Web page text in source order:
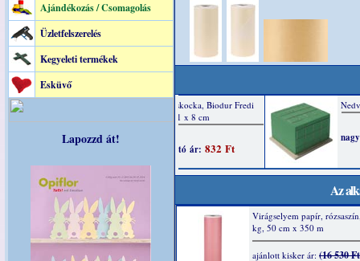
Ajándékozás / Csomagolás
Üzletfelszerelés
Kegyeleti termékek
Esküvő
Lapozzd át!
Az
Virágselyem papír,
kg, 50 cm x 350 m
ajánlott kisker ár: (16 530